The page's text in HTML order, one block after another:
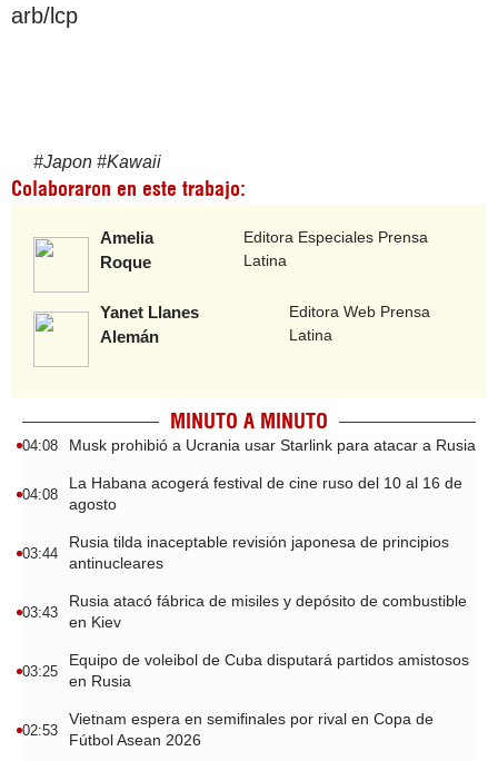
arb/lcp
#Japon #Kawaii
Colaboraron en este trabajo:
Amelia
Roque
Editora Especiales Prensa
Latina
Yanet Llanes
Alemán
Editora Web Prensa
Latina
MINUTO A MINUTO
04:08 Musk prohibió a Ucrania usar Starlink para atacar a Rusia
04:08
La Habana acogerá festival de cine ruso del 10 al 16 de
agosto
03:44
Rusia tilda inaceptable revisión japonesa de principios
antinucleares
03:43
Rusia atacó fábrica de misiles y depósito de combustible
en Kiev
03:25
Equipo de voleibol de Cuba disputará partidos amistosos
en Rusia
02:53
Vietnam espera en semifinales por rival en Copa de
Fútbol Asean 2026